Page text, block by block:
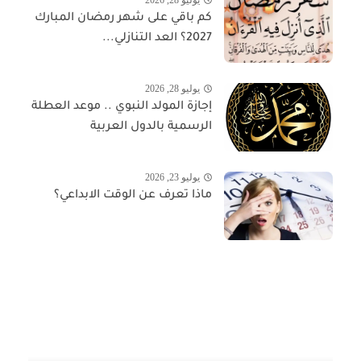
كم باقي على شهر رمضان المبارك
2027؟ العد التنازلي...
يوليو 28, 2026
إجازة المولد النبوي .. موعد العطلة
الرسمية بالدول العربية
يوليو 23, 2026
ماذا تعرف عن الوقت الابداعي؟